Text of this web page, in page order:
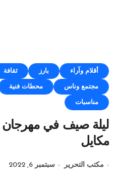
أقلام وآراء بارز ثقافة
مجتمع وناس محطات فنية
مناسبات
ليلة صيف في مهرجان
مكايل
مكتب التحرير سبتمبر 6, 2022